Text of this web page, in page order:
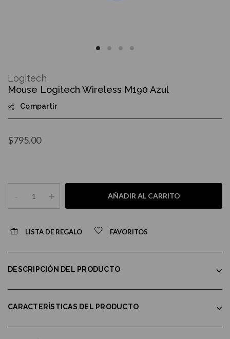
the
beginning
the
images
Mouse Logitech Wireless M190 Azul
Compartir
$795.00
- + AÑADIR AL CARRITO
LISTA DE REGALO FAVORITOS
Logitech
DESCRIPCIÓN DEL PRODUCTO
CARACTERÍSTICAS DEL PRODUCTO